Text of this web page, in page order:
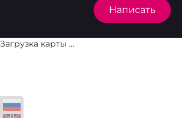
Написать
Загрузка карты ...